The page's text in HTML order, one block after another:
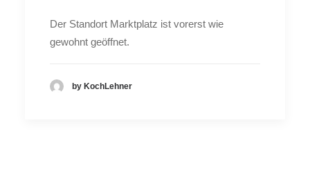
Der Standort Marktplatz ist vorerst wie
gewohnt geöffnet.
by KochLehner